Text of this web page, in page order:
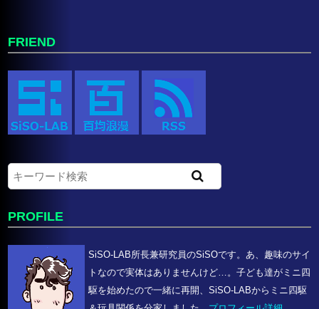
FRIEND
PROFILE
SiSO-LAB所長兼研究員のSiSOです。あ、趣味のサイ
トなので実体はありませんけど…。子ども達がミニ四
駆を始めたので一緒に再開、SiSO-LABからミニ四駆